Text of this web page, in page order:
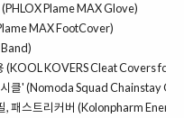
Plame MAX Glove)
MAX FootCover)
(KOOL KOVERS Cleat Covers for
시클' (Nomoda Squad Chainstay
, 패스트리커버 (Kolonpharm